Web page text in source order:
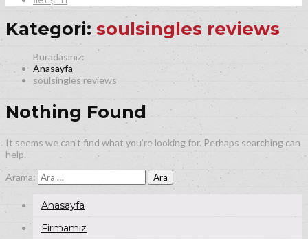
Kategori: soulsingles reviews
Anasayfa
soulsingles reviews
Nothing Found
It seems we can’t find what you’re looking for. Perhaps searching can
help.
Arama:
Anasayfa
Firmamız